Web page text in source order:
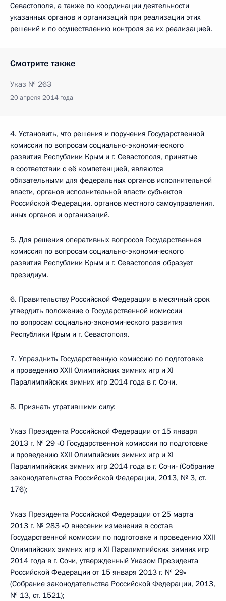
Севастополя, а также по координации деятельности
указанных органов и организаций при реализации этих
решений и по осуществлению контроля за их реализацией.
Смотрите также
Указ № 263
20 апреля 2014 года
4. Установить, что решения и поручения Государственной
комиссии по вопросам социально-экономического
развития Республики Крым и г. Севастополя, принятые
в соответствии с её компетенцией, являются
обязательными для федеральных органов исполнительной
власти, органов исполнительной власти субъектов
Российской Федерации, органов местного самоуправления,
иных органов и организаций.
5. Для решения оперативных вопросов Государственная
комиссия по вопросам социально-экономического
развития Республики Крым и г. Севастополя образует
президиум.
6. Правительству Российской Федерации в месячный срок
утвердить положение о Государственной комиссии
по вопросам социально-экономического развития
Республики Крым и г. Севастополя.
7. Упразднить Государственную комиссию по подготовке
и проведению XXII Олимпийских зимних игр и XI
Паралимпийских зимних игр 2014 года в г. Сочи.
8. Признать утратившими силу:
Указ Президента Российской Федерации от 15 января
2013 г. № 29 «О Государственной комиссии по подготовке
и проведению XXII Олимпийских зимних игр и XI
Паралимпийских зимних игр 2014 года в г. Сочи» (Собрание
законодательства Российской Федерации, 2013, № 3, ст.
176);
Указ Президента Российской Федерации от 25 марта
2013 г. № 283 «О внесении изменения в состав
Государственной комиссии по подготовке и проведению XXII
Олимпийских зимних игр и XI Паралимпийских зимних игр
2014 года в г. Сочи, утвержденный Указом Президента
Российской Федерации от 15 января 2013 г. № 29»
(Собрание законодательства Российской Федерации, 2013,
№ 13, ст. 1521);